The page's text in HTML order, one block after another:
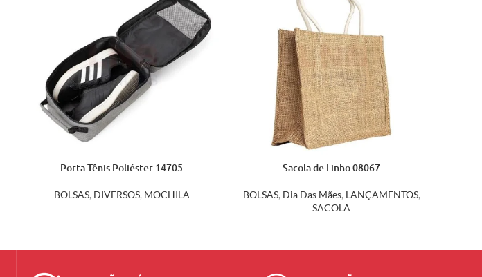
Porta Tênis Poliéster 14705
BOLSAS, DIVERSOS, MOCHILA
Sacola de Linho 08067
BOLSAS, Dia Das Mães, LANÇAMENTOS,
SACOLA